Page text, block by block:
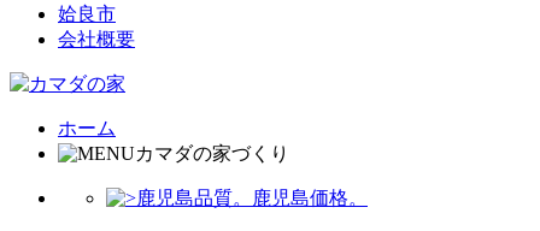
姶良市
会社概要
ホーム
カマダの家づくり
鹿児島品質。鹿児島価格。